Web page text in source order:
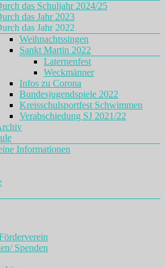
das Schuljahr 2024/25
das Jahr 2023
das Jahr 2022
Weihnachtssingen
Sankt Martin 2022
Laternenfest
Weckmänner
Infos zu Corona
Bundesjugendspiele 2022
Kreisschulsportfest Schwimmen
Verabschiedung SJ 2021/22
Informationen
Spenden